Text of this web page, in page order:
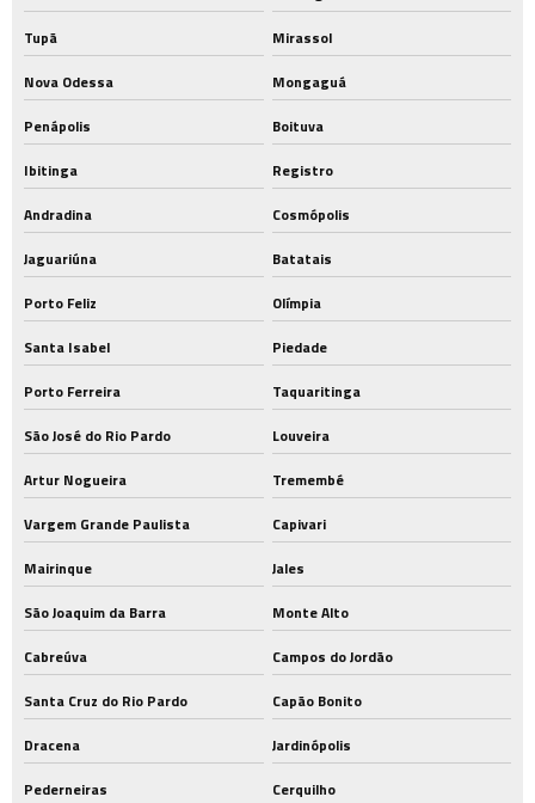
Tupã
Mirassol
Nova Odessa
Mongaguá
Penápolis
Boituva
Ibitinga
Registro
Andradina
Cosmópolis
Jaguariúna
Batatais
Porto Feliz
Olímpia
Santa Isabel
Piedade
Porto Ferreira
Taquaritinga
São José do Rio Pardo
Louveira
Artur Nogueira
Tremembé
Vargem Grande Paulista
Capivari
Mairinque
Jales
São Joaquim da Barra
Monte Alto
Cabreúva
Campos do Jordão
Santa Cruz do Rio Pardo
Capão Bonito
Dracena
Jardinópolis
Pederneiras
Cerquilho